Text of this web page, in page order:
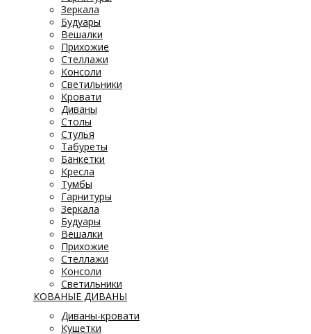
Зеркала
Будуары
Вешалки
Прихожие
Стеллажи
Консоли
Светильники
Кровати
Диваны
Столы
Стулья
Табуреты
Банкетки
Кресла
Тумбы
Гарнитуры
Зеркала
Будуары
Вешалки
Прихожие
Стеллажи
Консоли
Светильники
КОВАНЫЕ ДИВАНЫ
Диваны-кровати
Кушетки